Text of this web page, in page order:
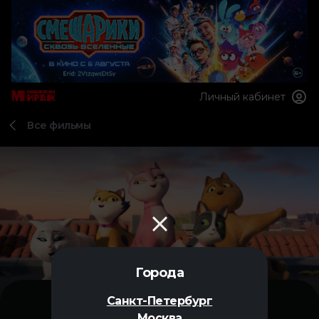
Города
Санкт-Петербург
Личный кабинет
Все фильмы